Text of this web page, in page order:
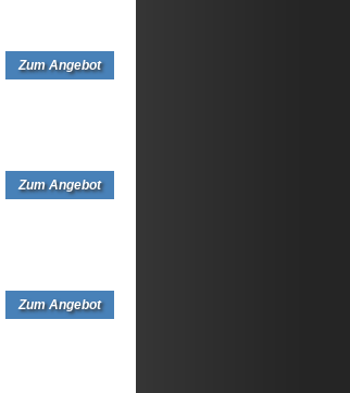
Zum Angebot
Zum Angebot
Zum Angebot